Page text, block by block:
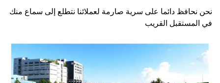
نحن نحافظ دائما على سرية صارمة لعملائنا نتطلع إلى سماع منك
في المستقبل القريب